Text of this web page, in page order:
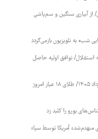
از آبیاری سنگین و سم‌پاشی
شب» به تلویزیون بازمی‌گردد
استقلال/ توافق اولیه حاصل
قیمت طلا و سکه جمعه ۱۶ مرداد ۱۴۰۵/ طلای ۱۸ عیار امروز
یورو را کلید زد
منهدم‌شده آمریکا توسط سپاه